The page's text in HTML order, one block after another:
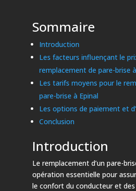
Sommaire
Introduction
Les facteurs influençant le
remplacement de pare-brise
Les tarifs moyens pour le
pare-brise à Epinal
Les options de paiement et
Conclusion
Introduction
Le remplacement d’un pare-
opération essentielle pour
le confort du conducteur et des